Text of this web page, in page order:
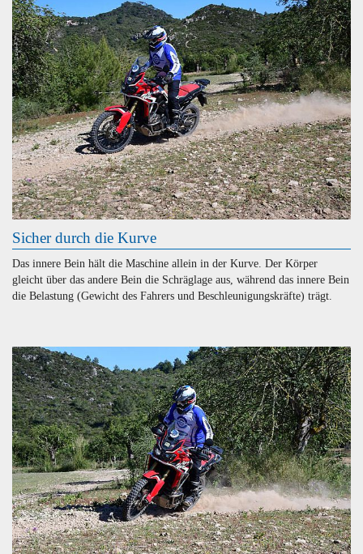
Sicher durch die Kurve
Das innere Bein hält die Maschine allein in der Kurve. Der Körper
gleicht über das andere Bein die Schräglage aus, während das innere Bein
die Belastung (Gewicht des Fahrers und Beschleunigungskräfte) trägt.